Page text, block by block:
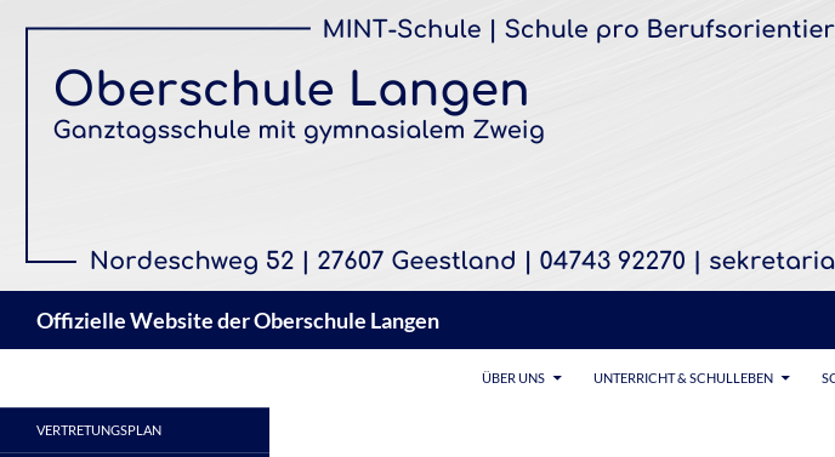
springen
Offizielle Website der Oberschule Langen
ÜBER UNS UNTERRICHT & SCHULLEBEN
VERTRETUNGSPLAN